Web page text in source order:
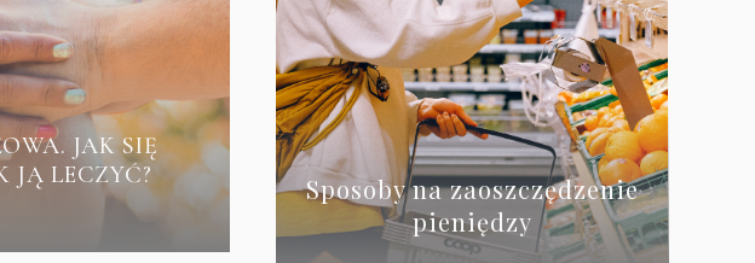
JAK SIĘ
JĄ LECZYĆ?
Sposoby na zaoszczędzenie
pieniędzy